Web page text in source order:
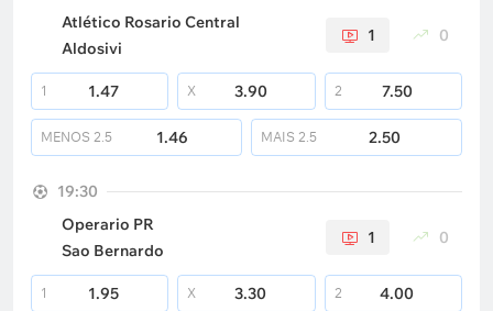
Atlético Rosario Central
Aldosivi
1 0
1 1.47 X 3.90 2 7.50
MENOS 2.5 1.46 MAIS 2.5 2.50
19:30
Operario PR
Sao Bernardo
1 0
1 1.95 X 3.30 2 4.00